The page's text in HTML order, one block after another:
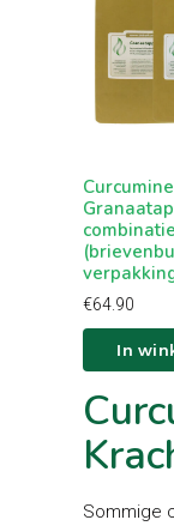
combinatie
€64.90
In
Sommige